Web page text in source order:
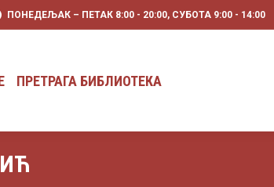
ПОНЕДЕЉАК – ПЕТАК 8:00 - 20:00, СУБОТА 9:00 - 14:00
ПРЕТРАГА БИБЛИОТЕКА